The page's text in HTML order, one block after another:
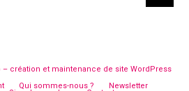
– création et maintenance de site WordPress
Qui sommes-nous ? Newsletter